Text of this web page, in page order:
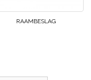
RAAMBESLAG